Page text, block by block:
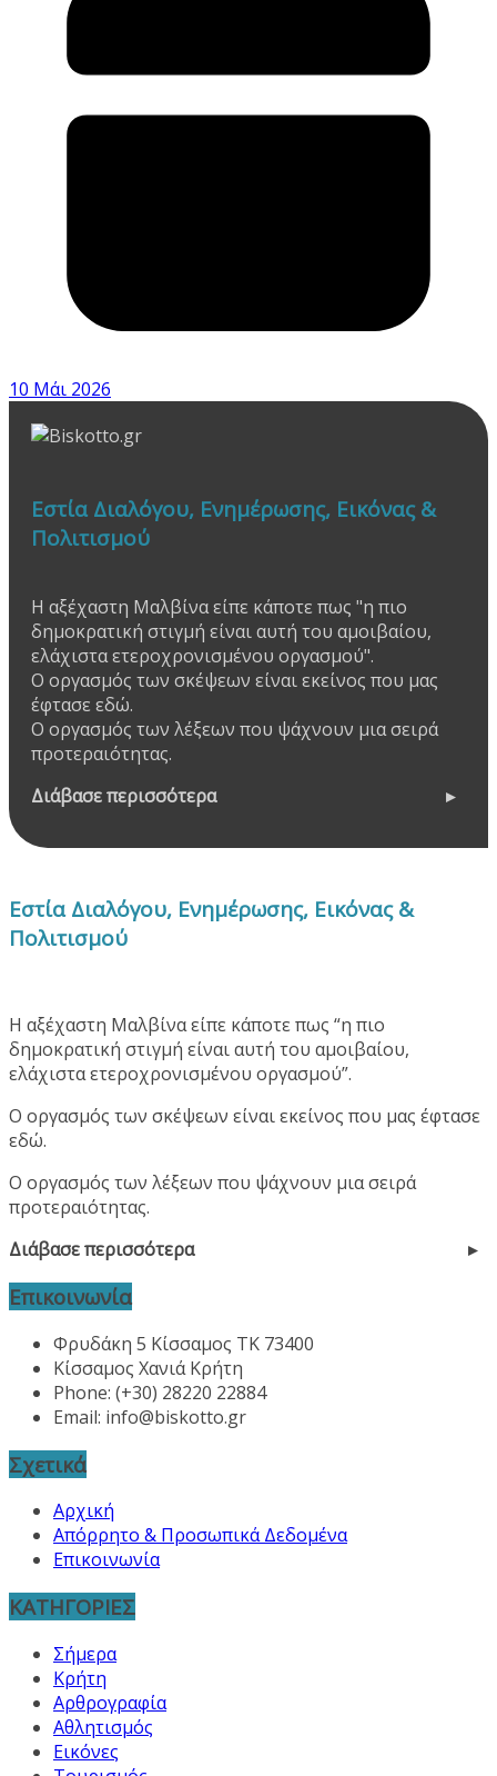
10 Μάι 2026
Εστία Διαλόγου, Ενημέρωσης, Εικόνας &
Πολιτισμού
Η αξέχαστη Μαλβίνα είπε κάποτε πως "η πιο
δημοκρατική στιγμή είναι αυτή του αμοιβαίου,
ελάχιστα ετεροχρονισμένου οργασμού".
Ο οργασμός των σκέψεων είναι εκείνος που μας
έφτασε εδώ.
Ο οργασμός των λέξεων που ψάχνουν μια σειρά
προτεραιότητας.
Διάβασε περισσότερα
Εστία Διαλόγου, Ενημέρωσης, Εικόνας &
Πολιτισμού
Η αξέχαστη Μαλβίνα είπε κάποτε πως “η πιο
δημοκρατική στιγμή είναι αυτή του αμοιβαίου,
ελάχιστα ετεροχρονισμένου οργασμού”.
Ο οργασμός των σκέψεων είναι εκείνος που μας έφτασε
εδώ.
Ο οργασμός των λέξεων που ψάχνουν μια σειρά
προτεραιότητας.
Διάβασε περισσότερα
Επικοινωνία
Φρυδάκη 5 Κίσσαμος ΤΚ 73400
Κίσσαμος Χανιά Κρήτη
Phone: (+30) 28220 22884
Email: info@biskotto.gr
Σχετικά
Αρχική
Απόρρητο & Προσωπικά Δεδομένα
Επικοινωνία
ΚΑΤΗΓΟΡΙΕΣ
Σήμερα
Κρήτη
Αρθρογραφία
Αθλητισμός
Εικόνες